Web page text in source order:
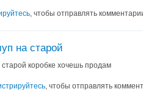
, чтобы отправлять
на старой
коробке хочешь продам
, чтобы отправлять